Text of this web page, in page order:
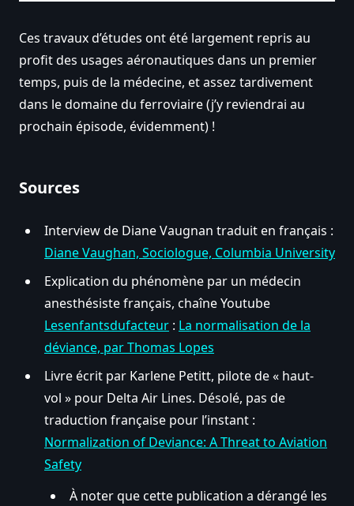
Ces travaux d’études ont été largement repris au
profit des usages aéronautiques dans un premier
temps, puis de la médecine, et assez tardivement
dans le domaine du ferroviaire (j’y reviendrai au
prochain épisode, évidemment) !
Sources
Interview de Diane Vaugnan traduit en français :
Diane Vaughan, Sociologue, Columbia University
Explication du phénomène par un médecin
anesthésiste français, chaîne Youtube
Lesenfantsdufacteur : La normalisation de la
déviance, par Thomas Lopes
Livre écrit par Karlene Petitt, pilote de « haut-
vol » pour Delta Air Lines. Désolé, pas de
traduction française pour l’instant :
Normalization of Deviance: A Threat to Aviation
Safety
À noter que cette publication a dérangé les